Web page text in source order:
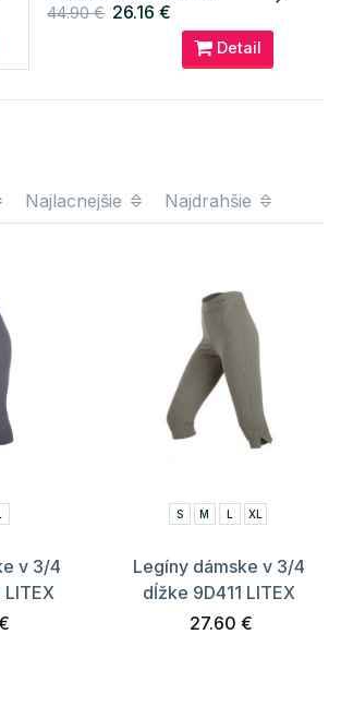
44.90 € 26.16 €
Detail
Najlacnejšie Najdrahšie
v 3/4
S M L XL
Legíny dámske v 3/4
dĺžke 9D411 LITEX
27.60 €